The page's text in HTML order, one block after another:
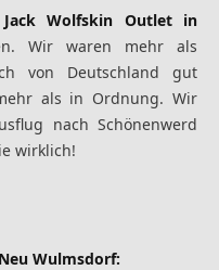
Jack Wolfskin Outlet in
Wir waren mehr als
von Deutschland gut
als in Ordnung. Wir
nach Schönenwerd
wirklich!
Wulmsdorf: